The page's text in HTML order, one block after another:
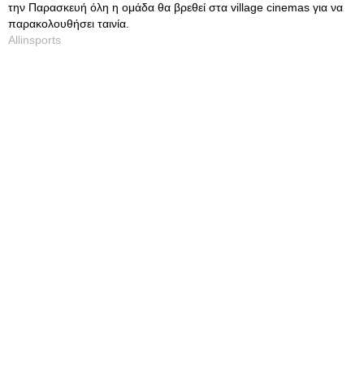
την Παρασκευή όλη η ομάδα θα βρεθεί στα village cinemas για να
παρακολουθήσει ταινία.
Allinsports